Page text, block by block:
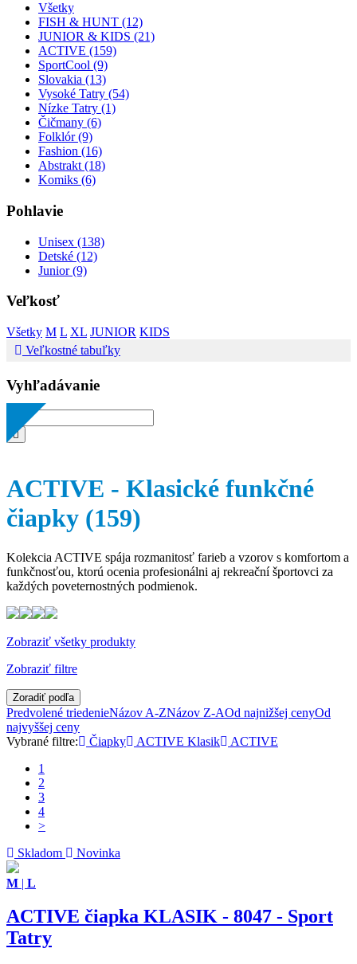
Všetky
FISH & HUNT (12)
JUNIOR & KIDS (21)
ACTIVE (159)
SportCool (9)
Slovakia (13)
Vysoké Tatry (54)
Nízke Tatry (1)
Čičmany (6)
Folklór (9)
Fashion (16)
Abstrakt (18)
Komiks (6)
Pohlavie
Unisex (138)
Detské (12)
Junior (9)
Veľkosť
Všetky M L XL JUNIOR KIDS
Veľkostné tabuľky
Vyhľadávanie
ACTIVE - Klasické funkčné
čiapky (159)
Kolekcia ACTIVE spája rozmanitosť farieb a vzorov s komfortom a
funkčnosťou, ktorú ocenia profesionálni aj rekreační športovci za
každých poveternostných podmienok.
Zobraziť všetky produkty
Zobraziť filtre
Zoradiť podľa
Predvolené triedenieNázov A-ZNázov Z-AOd najnižšej cenyOd
najvyššej ceny
Vybrané filtre:
Čiapky ACTIVE Klasik
ACTIVE
1
2
3
4
>
Skladom
Novinka
M | L
ACTIVE čiapka KLASIK - 8047 - Sport
Tatry